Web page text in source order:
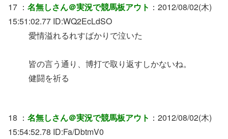
17 ： 名無しさん＠実況で競馬板アウト ：2012/08/02(木)
15:51:02.77 ID:WQ2EcLdSO
愛情溢れるれすばかりで泣いた
皆の言う通り、博打で取り返すしかないね。
健闘を祈る
18 ： 名無しさん＠実況で競馬板アウト ：2012/08/02(木)
15:54:52.78 ID:Fa/DbtmV0